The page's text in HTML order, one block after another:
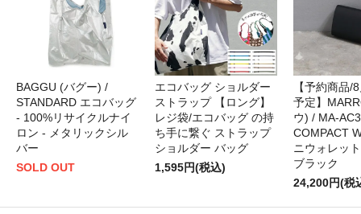
BAGGU (バグー) /
STANDARD エコバッグ
- 100%リサイクルナイ
ロン - メタリックシル
バー
SOLD OUT
エコバッグ ショルダー
ストラップ 【ロング】
レジ袋/エコバッグ の持
ち手に繋ぐ ストラップ
ショルダー バッグ
1,595円(税込)
【予約商品/
予定】
ウ) / MA-
COMPACT
ニウォレッ
ブラック
24,200円(税